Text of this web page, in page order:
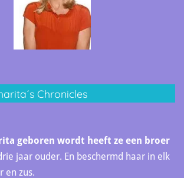
Chronicles
geboren wordt heeft ze een broer
jaar ouder. En beschermd haar in elk
en zus.